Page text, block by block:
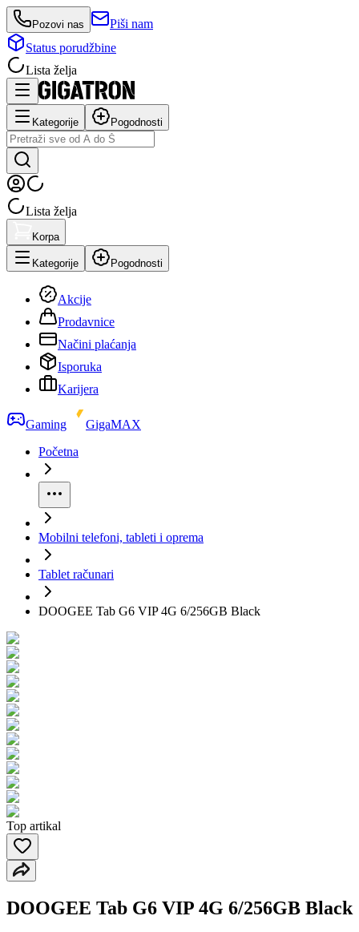
Pozovi nas
Piši nam
Status porudžbine
Lista želja
Kategorije Pogodnosti
Lista želja
Korpa
Kategorije Pogodnosti
Akcije
Prodavnice
Načini plaćanja
Isporuka
Karijera
Gaming
GigaMAX
Početna
Mobilni telefoni, tableti i oprema
Tablet računari
DOOGEE Tab G6 VIP 4G 6/256GB Black
Top artikal
DOOGEE Tab G6 VIP 4G 6/256GB Black